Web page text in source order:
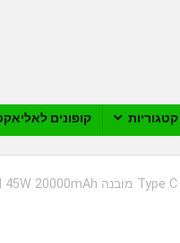
קטגוריות קופונים